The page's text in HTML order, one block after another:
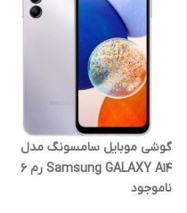
گوشی موبایل سامسونگ مدل
Samsung GALAXY A14 رم 6
گیگابایت ظرفیت 128 گیگابایت
ناموجود